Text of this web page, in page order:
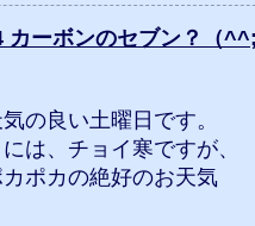
カーボンのセブン？（
の良い土曜日です。
は、チョイ寒ですが、
ポカの絶好のお天気